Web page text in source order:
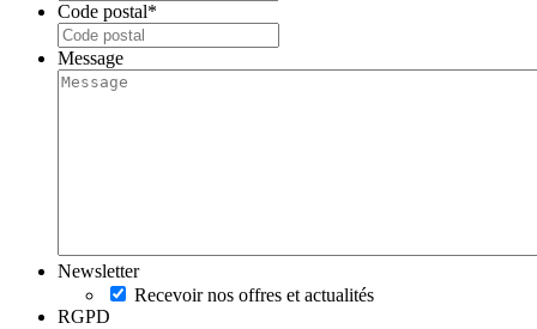
Code postal*
Message
Newsletter
Recevoir nos offres et actualités
RGPD